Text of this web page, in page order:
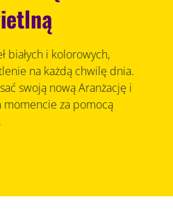
białych i kolorowych,
na każdą chwilę dnia.
swoją nową Aranżację i
za pomocą